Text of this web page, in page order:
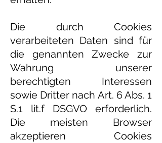
Die durch Cookies
verarbeiteten Daten sind für
die genannten Zwecke zur
Wahrung unserer
berechtigten Interessen
sowie Dritter nach Art. 6 Abs. 1
S.1 lit.f DSGVO erforderlich.
Die meisten Browser
akzeptieren Cookies